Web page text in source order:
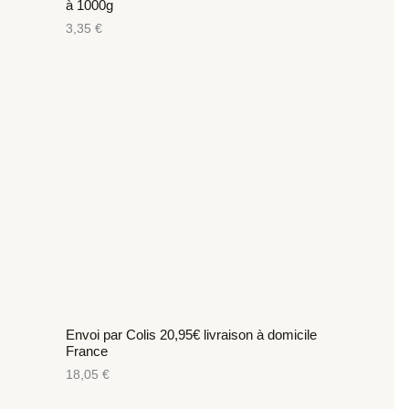
à 1000g
3,35 €
Envoi par Colis 20,95€ livraison à domicile
France
18,05 €